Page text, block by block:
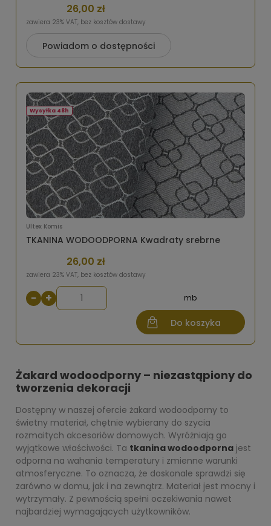
26,00 zł
zawiera 23% VAT, bez kosztów dostawy
Powiadom o dostępności
Ultex Komis
TKANINA WODOODPORNA Kwadraty srebrne
26,00 zł
zawiera 23% VAT, bez kosztów dostawy
− + mb
Do koszyka
Wysyłka 48h
Żakard wodoodporny – niezastąpiony do
tworzenia dekoracji
Dostępny w naszej ofercie żakard wodoodporny to
świetny materiał, chętnie wybierany do szycia
rozmaitych akcesoriów domowych. Wyróżniają go
wyjątkowe właściwości. Ta tkanina wodoodporna jest
odporna na wahania temperatury i zmienne warunki
atmosferyczne. To oznacza, że doskonale sprawdzi się
zarówno w domu, jak i na zewnątrz. Materiał jest mocny i
wytrzymały. Z pewnością spełni oczekiwania nawet
najbardziej wymagających użytkowników.